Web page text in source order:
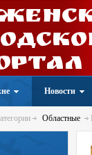
Новости
Областные